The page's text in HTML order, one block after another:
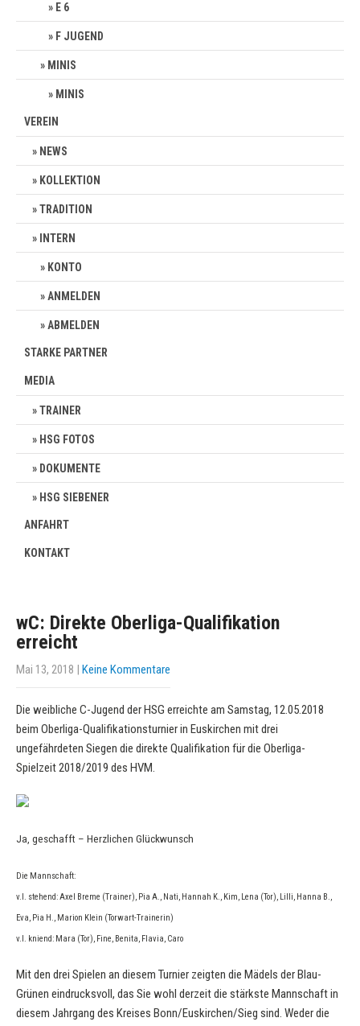
E 6
F JUGEND
MINIS
MINIS
VEREIN
NEWS
KOLLEKTION
TRADITION
INTERN
KONTO
ANMELDEN
ABMELDEN
STARKE PARTNER
MEDIA
TRAINER
HSG FOTOS
DOKUMENTE
HSG SIEBENER
ANFAHRT
KONTAKT
wC: Direkte Oberliga-Qualifikation
erreicht
Mai 13, 2018 | Keine Kommentare
Die weibliche C-Jugend der HSG erreichte am Samstag, 12.05.2018
beim Oberliga-Qualifikationsturnier in Euskirchen mit drei
ungefährdeten Siegen die direkte Qualifikation für die Oberliga-
Spielzeit 2018/2019 des HVM.
Ja, geschafft – Herzlichen Glückwunsch
Die Mannschaft:
v.l. stehend: Axel Breme (Trainer), Pia A., Nati, Hannah K., Kim, Lena (Tor), Lilli, Hanna B.,
Eva, Pia H., Marion Klein (Torwart-Trainerin)
v.l. kniend: Mara (Tor), Fine, Benita, Flavia, Caro
Mit den drei Spielen an diesem Turnier zeigten die Mädels der Blau-
Grünen eindrucksvoll, das Sie wohl derzeit die stärkste Mannschaft in
diesem Jahrgang des Kreises Bonn/Euskirchen/Sieg sind. Weder die